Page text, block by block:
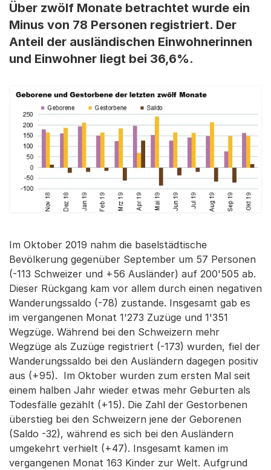
Über zwölf Monate betrachtet wurde ein
Minus von 78 Personen registriert. Der
Anteil der ausländischen Einwohnerinnen
und Einwohner liegt bei 36,6%.
Im Oktober 2019 nahm die baselstädtische
Bevölkerung gegenüber September um 57 Personen
(-113 Schweizer und +56 Ausländer) auf 200'505 ab.
Dieser Rückgang kam vor allem durch einen negativen
Wanderungssaldo (-78) zustande. Insgesamt gab es
im vergangenen Monat 1'273 Zuzüge und 1'351
Wegzüge. Während bei den Schweizern mehr
Wegzüge als Zuzüge registriert (-173) wurden, fiel der
Wanderungssaldo bei den Ausländern dagegen positiv
aus (+95). Im Oktober wurden zum ersten Mal seit
einem halben Jahr wieder etwas mehr Geburten als
Todesfälle gezählt (+15). Die Zahl der Gestorbenen
überstieg bei den Schweizern jene der Geborenen
(Saldo -32), während es sich bei den Ausländern
umgekehrt verhielt (+47). Insgesamt kamen im
vergangenen Monat 163 Kinder zur Welt. Aufgrund